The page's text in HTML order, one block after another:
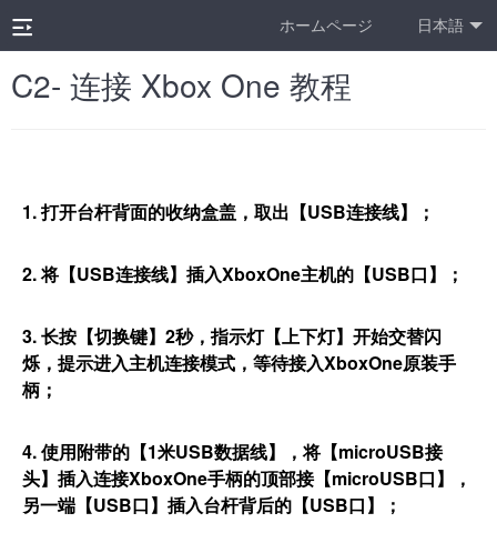
ホームページ 日本語
C2- 连接 Xbox One 教程
1. 打开台杆背面的收纳盒盖，取出【USB连接线】；
2. 将【USB连接线】插入XboxOne主机的【USB口】；
3. 长按【切换键】2秒，指示灯【上下灯】开始交替闪
烁，提示进入主机连接模式，等待接入XboxOne原装手
柄；
4. 使用附带的【1米USB数据线】，将【microUSB接
头】插入连接XboxOne手柄的顶部接【microUSB口】，
另一端【USB口】插入台杆背后的【USB口】；